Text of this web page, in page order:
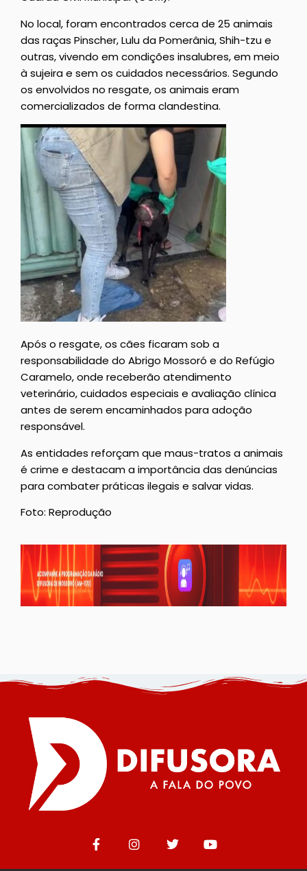
No local, foram encontrados cerca de 25 animais
das raças Pinscher, Lulu da Pomerânia, Shih-tzu e
outras, vivendo em condições insalubres, em meio
à sujeira e sem os cuidados necessários. Segundo
os envolvidos no resgate, os animais eram
comercializados de forma clandestina.
Após o resgate, os cães ficaram sob a
responsabilidade do Abrigo Mossoró e do Refúgio
Caramelo, onde receberão atendimento
veterinário, cuidados especiais e avaliação clínica
antes de serem encaminhados para adoção
responsável.
As entidades reforçam que maus-tratos a animais
é crime e destacam a importância das denúncias
para combater práticas ilegais e salvar vidas.
Foto: Reprodução